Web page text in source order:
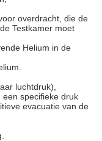
overdracht, die de
Testkamer moet
Helium in de
luchtdruk),
specifieke druk
evacuatie van de